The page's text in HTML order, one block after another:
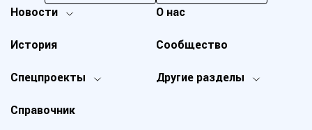
Новости
Спецпроекты Другие разделы
История
О нас
Справочник
Сообщество